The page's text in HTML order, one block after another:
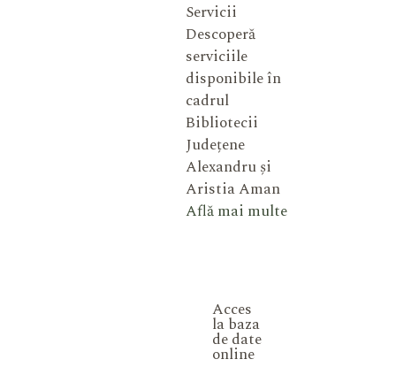
Servicii
Descoperă
serviciile
disponibile în
cadrul
Bibliotecii
Județene
Alexandru și
Aristia Aman
Află mai multe
Acces
la baza
de date
online